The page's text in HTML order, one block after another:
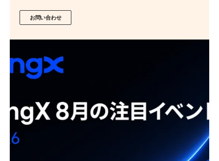
お問い合わせ